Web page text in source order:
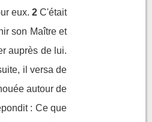
eux. 2 C'était
son Maître et
auprès de lui.
il versa de
autour de
: Ce que